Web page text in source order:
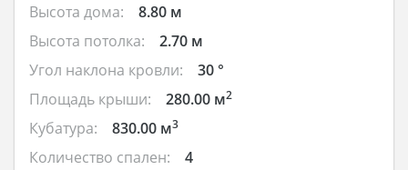
Высота дома:
8.80 м
Высота потолка:
2.70 м
Угол наклона кровли:
30 °
Площадь крыши:
280.00 м2
Кубатура: 830.00 м3
Количество спален:
4